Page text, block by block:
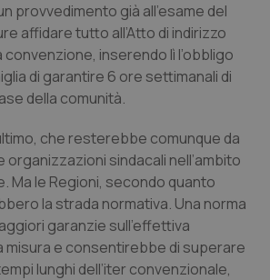
di Bolzano
di Trento
& Scompenso
& Rettocolite Ulcerosa
& patologie neurodegenerative
provvedimento già all’esame del
affidare tutto all’Atto di indirizzo
convenzione, inserendo lì l’obbligo
di garantire 6 ore settimanali di
della comunità.
che resterebbe comunque da
sindacali nell’ambito
Ma le Regioni, secondo quanto
la strada normativa. Una norma
garanzie sull’effettiva
misura e consentirebbe di superare
lunghi dell’iter convenzionale,